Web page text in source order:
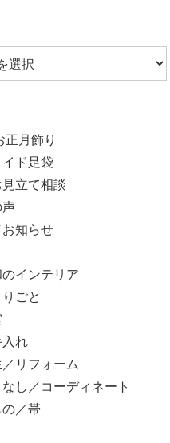
正月飾り
ド足袋
立て相談
声
知らせ
インテリア
ごと
れ
リフォーム
し／コーディネート
／帯